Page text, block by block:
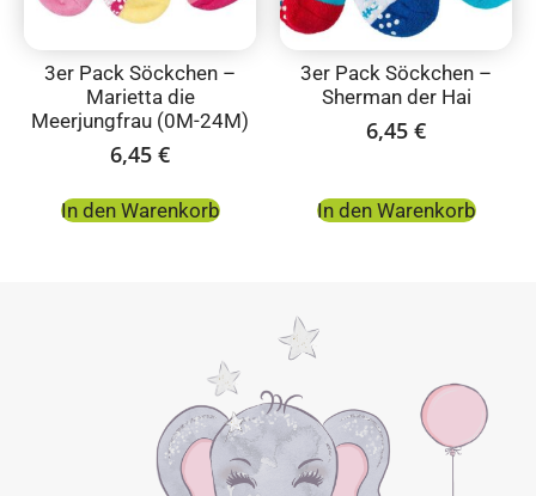
3er Pack Söckchen –
Marietta die
Meerjungfrau (0M-24M)
6,45 €
In den Warenkorb
3er Pack Söckchen –
Sherman der Hai
6,45 €
In den Warenkorb